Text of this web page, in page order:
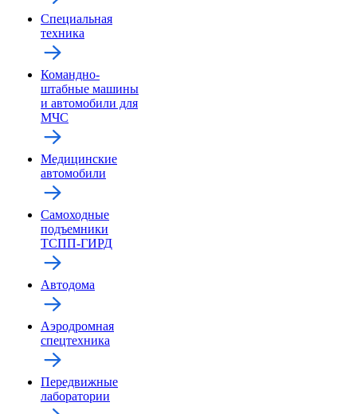
Специальная
техника
Командно-
штабные машины
и автомобили для
МЧС
Медицинские
автомобили
Самоходные
подъемники
ТСПП-ГИРД
Автодома
Аэродромная
спецтехника
Передвижные
лаборатории